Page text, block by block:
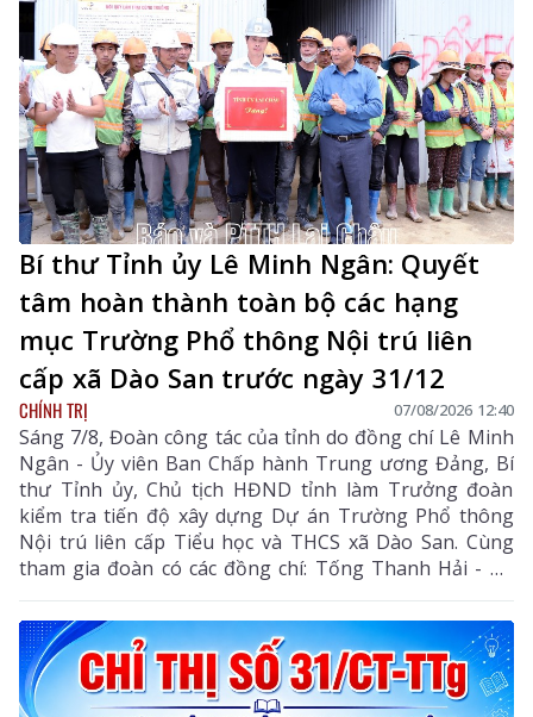
Bí thư Tỉnh ủy Lê Minh Ngân: Quyết
tâm hoàn thành toàn bộ các hạng
mục Trường Phổ thông Nội trú liên
cấp xã Dào San trước ngày 31/12
CHÍNH TRỊ 07/08/2026 12:40
Sáng 7/8, Đoàn công tác của tỉnh do đồng chí Lê Minh
Ngân - Ủy viên Ban Chấp hành Trung ương Đảng, Bí
thư Tỉnh ủy, Chủ tịch HĐND tỉnh làm Trưởng đoàn
kiểm tra tiến độ xây dựng Dự án Trường Phổ thông
Nội trú liên cấp Tiểu học và THCS xã Dào San. Cùng
tham gia đoàn có các đồng chí: Tống Thanh Hải - Uỷ
viên Ban Thường vụ Tỉnh ủy, Phó Chủ tịch Thường
trực UBND tỉnh; Lê Đức Dục - Ủy viên Ban Thường vụ,
Trưởng Ban Tuyên giáo và Dân vận Tỉnh ủy; lãnh đạo
một số sở, ngành liên quan và xã Dào San.